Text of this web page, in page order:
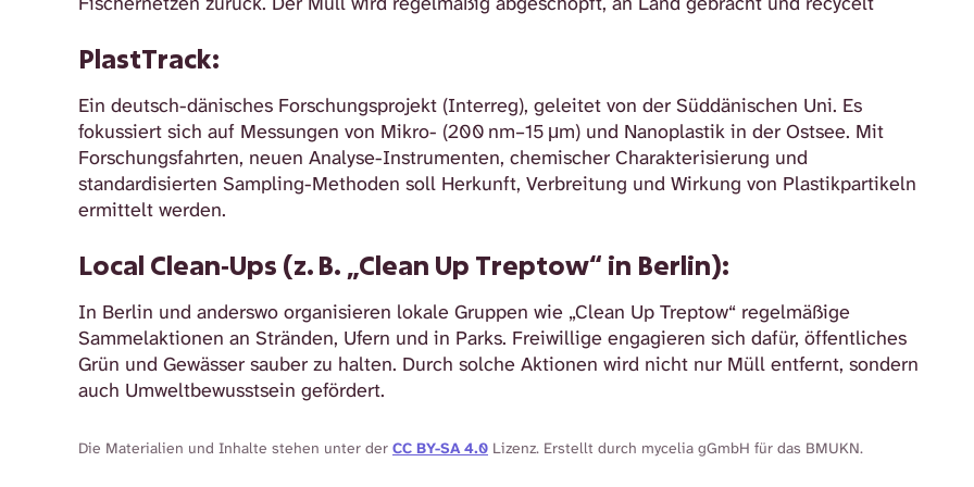
PlastTrack:
Ein deutsch-dänisches Forschungsprojekt (Interreg), geleitet von der Süddänischen Uni. Es
fokussiert sich auf Messungen von Mikro- (200 nm–15 μm) und Nanoplastik in der Ostsee. Mit
Forschungsfahrten, neuen Analyse-Instrumenten, chemischer Charakterisierung und
standardisierten Sampling-Methoden soll Herkunft, Verbreitung und Wirkung von Plastikpartikeln
ermittelt werden.
Local Clean‑Ups (z. B. „Clean Up Treptow“ in Berlin):
In Berlin und anderswo organisieren lokale Gruppen wie „Clean Up Treptow“ regelmäßige
Sammelaktionen an Stränden, Ufern und in Parks. Freiwillige engagieren sich dafür, öffentliches
Grün und Gewässer sauber zu halten. Durch solche Aktionen wird nicht nur Müll entfernt, sondern
auch Umweltbewusstsein gefördert.
Die Materialien und Inhalte stehen unter der CC BY-SA 4.0 Lizenz. Erstellt durch mycelia gGmbH für das BMUKN.